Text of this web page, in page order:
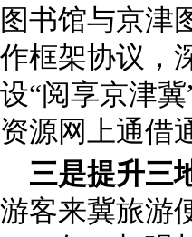
图书馆与京津
作框架协议，
设“阅享京津
资源网上通借
三是提升三
游客来冀旅游